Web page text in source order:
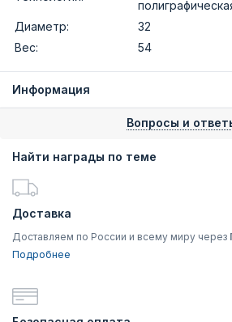
Диаметр:
32
Вес:
54
Информация
Вопросы и
Найти награды по теме
Доставка
Доставляем по России и всему миру через
Подробнее